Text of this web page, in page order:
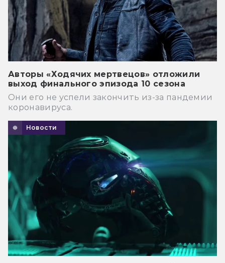
Авторы «Ходячих мертвецов» отложили
выход финального эпизода 10 сезона
Они его не успели закончить из-за пандемии
коронавируса.
Новости